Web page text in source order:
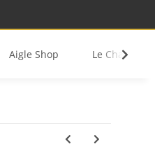
Aigle Shop Le